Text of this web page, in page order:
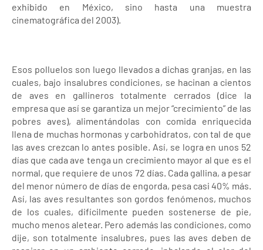
exhibido en México, sino hasta una muestra
cinematográfica del 2003).
Esos polluelos son luego llevados a dichas granjas, en las
cuales, bajo insalubres condiciones, se hacinan a cientos
de aves en gallineros totalmente cerrados (dice la
empresa que así se garantiza un mejor “crecimiento” de las
pobres aves), alimentándolas con comida enriquecida
llena de muchas hormonas y carbohidratos, con tal de que
las aves crezcan lo antes posible. Así, se logra en unos 52
días que cada ave tenga un crecimiento mayor al que es el
normal, que requiere de unos 72 días. Cada gallina, a pesar
del menor número de días de engorda, pesa casi 40% más.
Así, las aves resultantes son gordos fenómenos, muchos
de los cuales, difícilmente pueden sostenerse de pie,
mucho menos aletear. Pero además las condiciones, como
dije, son totalmente insalubres, pues las aves deben de